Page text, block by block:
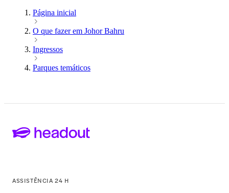
Página inicial
O que fazer em Johor Bahru
Ingressos
Parques temáticos
ASSISTÊNCIA 24 H